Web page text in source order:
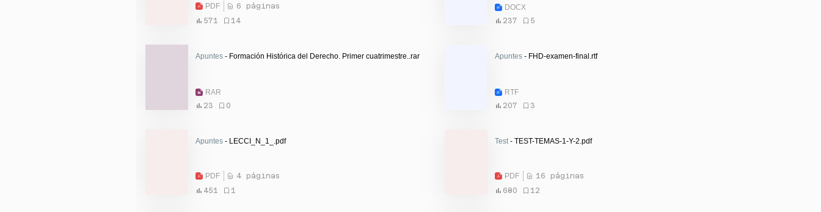
PDF
6 páginas
571
14
DOCX
237
5
Apuntes - Formación Histórica del Derecho. Primer cuatrimestre..rar
RAR
23
0
Apuntes - FHD-examen-final.rtf
RTF
207
3
Apuntes - LECCI_N_1_.pdf
PDF
4 páginas
451
1
Test - TEST-TEMAS-1-Y-2.pdf
PDF
16 páginas
680
12